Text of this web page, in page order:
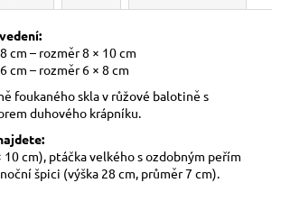
cm – rozměr 8 × 10 cm
cm – rozměr 6 × 8 cm
foukaného skla v růžové balotině s
duhového krápníku.
10 cm), ptáčka velkého s ozdobným peřím
špici (výška 28 cm, průměr 7 cm).